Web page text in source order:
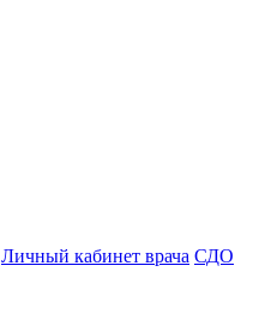
Личный кабинет врача СДО